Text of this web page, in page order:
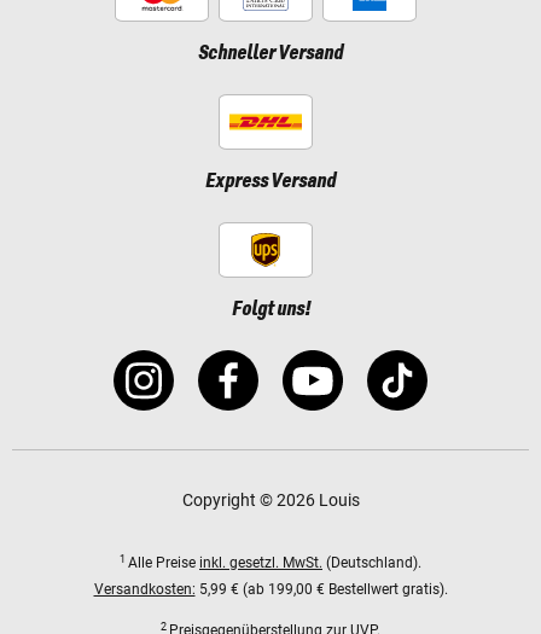
Schneller Versand
Express Versand
Folgt uns!
Copyright © 2026 Louis
1 Alle Preise inkl. gesetzl. MwSt. (Deutschland).
Versandkosten: 5,99 € (ab 199,00 € Bestellwert gratis).
2